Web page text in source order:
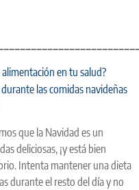
en tu salud?
las comidas navideñas
que la Navidad es un
deliciosas, ¡y está bien
Intenta mantener una dieta
durante el resto del día y no